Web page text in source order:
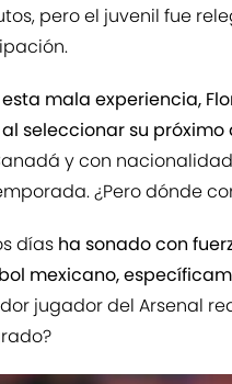
pero el juvenil fue
mala experiencia,
seleccionar su próximo
y con
¿Pero dónde
días ha sonado con
mexicano,
jugador del Arsenal